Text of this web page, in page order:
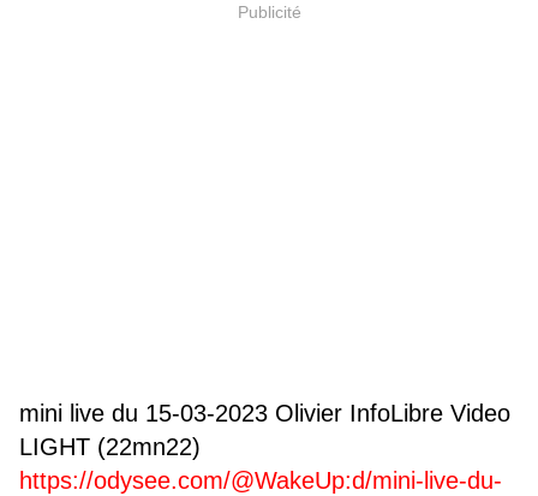
Publicité
mini live du 15-03-2023 Olivier InfoLibre Video
LIGHT (22mn22)
https://odysee.com/@WakeUp:d/mini-live-du-